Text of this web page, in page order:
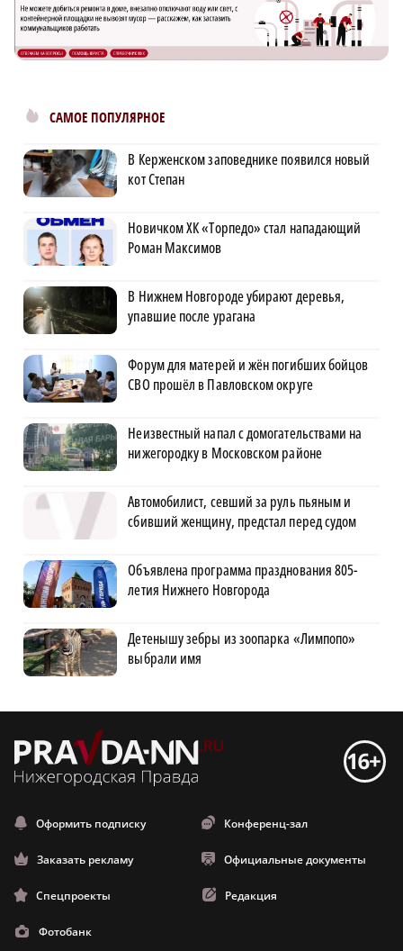
САМОЕ ПОПУЛЯРНОЕ
В Керженском заповеднике появился новый
кот Степан
Новичком ХК «Торпедо» стал нападающий
Роман Максимов
В Нижнем Новгороде убирают деревья,
упавшие после урагана
Форум для матерей и жён погибших бойцов
СВО прошёл в Павловском округе
Неизвестный напал с домогательствами на
нижегородку в Московском районе
Автомобилист, севший за руль пьяным и
сбивший женщину, предстал перед судом
Объявлена программа празднования 805-
летия Нижнего Новгорода
Детенышу зебры из зоопарка «Лимпопо»
выбрали имя
Оформить подписку Конференц-зал
Заказать рекламу Официальные документы
Спецпроекты Редакция
Фотобанк